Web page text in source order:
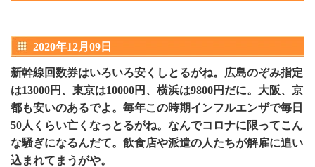
2020年12月09日
新幹線回数券はいろいろ安くしとるがね。広島のぞみ指定
は13000円、東京は10000円、横浜は9800円だに。大阪、京
都も安いのあるでよ。毎年この時期インフルエンザで毎日
50人くらい亡くなっとるがね。なんでコロナに限ってこん
な騒ぎになるんだて。飲食店や派遣の人たちが解雇に追い
込まれてまうがや。